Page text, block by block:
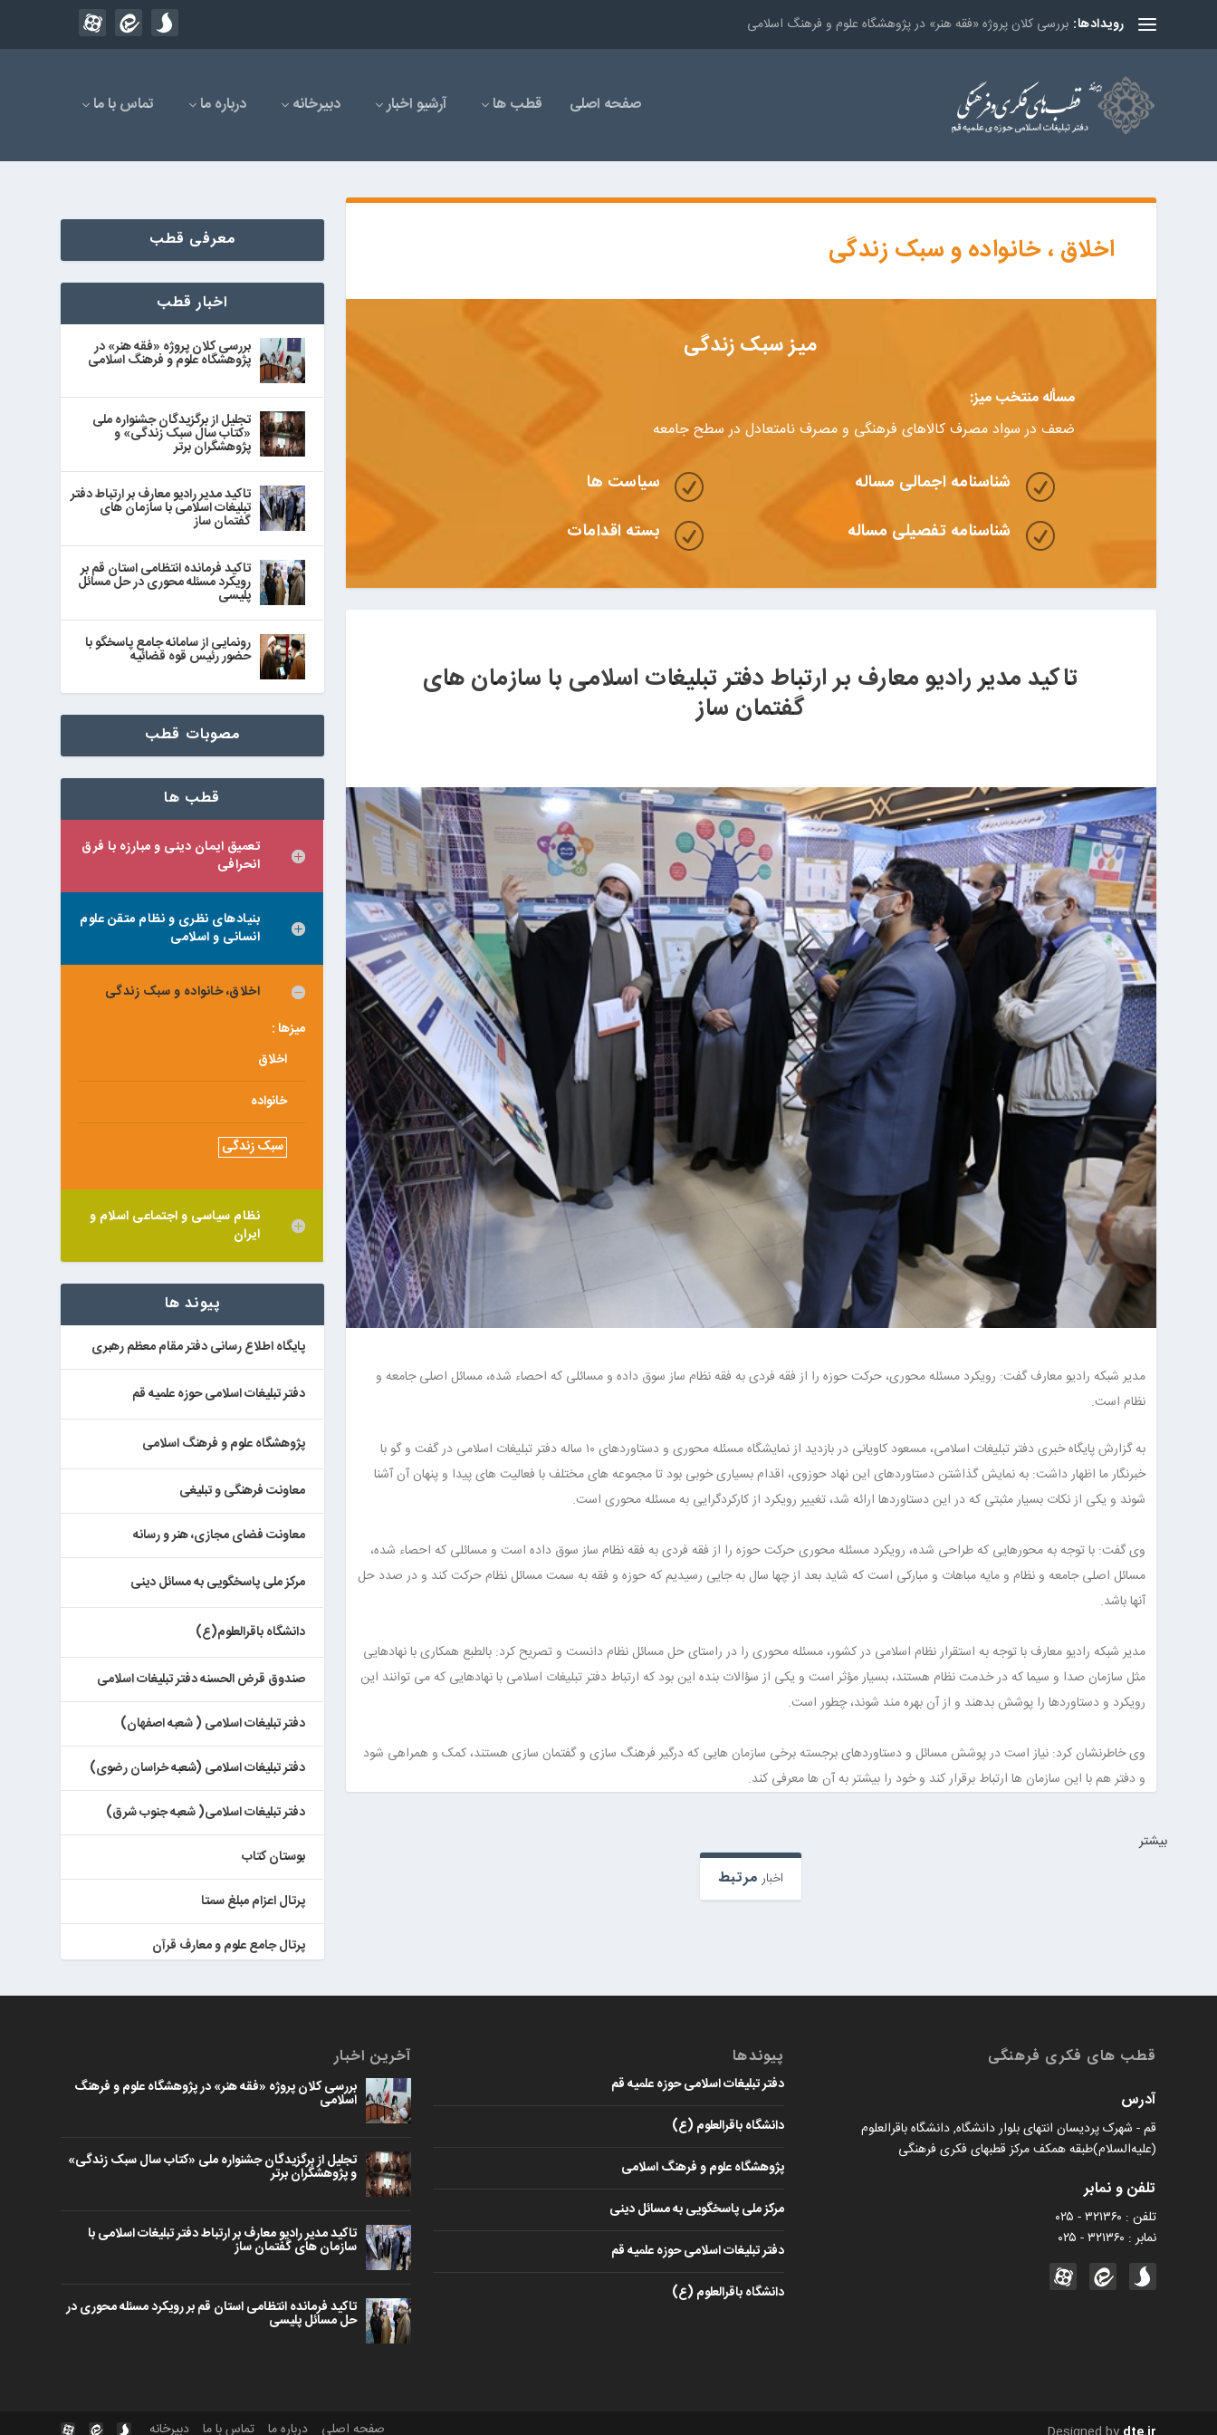
رویدادها: بررسی کلان پروژه «فقه هنر» در پژوهشگاه علوم و فرهنگ اسلامی
صفحه اصلی قطب ها آرشیو اخبار دبیرخانه درباره ما تماس با ما
اخلاق ، خانواده و سبک زندگی
میز سبک زندگی
مسأله منتخب میز:
ضعف در سواد مصرف کالاهای فرهنگی و مصرف نامتعادل در سطح جامعه
R شناسنامه اجمالی مساله
R شناسنامه تفصیلی مساله
R سیاست ها
R بسته اقدامات
تاکید مدیر رادیو معارف بر ارتباط دفتر تبلیغات اسلامی با سازمان های
گفتمان ساز
مدیر شبکه رادیو معارف گفت: رویکرد مسئله محوری، حرکت حوزه را از فقه فردی به فقه نظام ساز سوق داده و مسائلی که احصاء شده، مسائل اصلی جامعه و
نظام است.
به گزارش پایگاه خبری دفتر تبلیغات اسلامی، مسعود کاویانی در بازدید از نمایشگاه مسئله محوری و دستاوردهای ۱۰ ساله دفتر تبلیغات اسلامی در گفت و گو با
خبرنگار ما اظهار داشت: به نمایش گذاشتن دستاوردهای این نهاد حوزوی، اقدام بسیاری خوبی بود تا مجموعه های مختلف با فعالیت های پیدا و پنهان آن آشنا
شوند و یکی از نکات بسیار مثبتی که در این دستاوردها ارائه شد، تغییر رویکرد از کارکردگرایی به مسئله محوری است.
وی گفت: با توجه به محورهایی که طراحی شده، رویکرد مسئله محوری حرکت حوزه را از فقه فردی به فقه نظام ساز سوق داده است و مسائلی که احصاء شده،
مسائل اصلی جامعه و نظام و مایه مباهات و مبارکی است که شاید بعد از چها سال به جایی رسیدیم که حوزه و فقه به سمت مسائل نظام حرکت کند و در صدد حل
آنها باشد.
مدیر شبکه رادیو معارف با توجه به استقرار نظام اسلامی در کشور، مسئله محوری را در راستای حل مسائل نظام دانست و تصریح کرد: بالطبع همکاری با نهادهایی
مثل سازمان صدا و سیما که در خدمت نظام هستند، بسیار مؤثر است و یکی از سؤالات بنده این بود که ارتباط دفتر تبلیغات اسلامی با نهادهایی که می توانند این
رویکرد و دستاوردها را پوشش بدهند و از آن بهره مند شوند، چطور است.
وی خاطرنشان کرد: نیاز است در پوشش مسائل و دستاوردهای برجسته برخی سازمان هایی که درگیر فرهنگ سازی و گفتمان سازی هستند، کمک و همراهی شود
و دفتر هم با این سازمان ها ارتباط برقرار کند و خود را بیشتر به آن ها معرفی کند.
بيشتر
اخبار مرتبط
معرفی قطب
اخبار قطب
بررسی کلان پروژه «فقه هنر» در
پژوهشگاه علوم و فرهنگ اسلامی
تجلیل از برگزیدگان جشنواره ملی
«کتاب سال سبک زندگی» و
پژوهشگران برتر
تاکید مدیر رادیو معارف بر ارتباط دفتر
تبلیغات اسلامی با سازمان های
گفتمان ساز
تاکید فرمانده انتظامی استان قم بر
رویکرد مسئله محوری در حل مسائل
پلیسی
رونمایی از سامانه جامع پاسخگو با
حضور رئیس قوه قضائیه
مصوبات قطب
قطب ها
تعمیق ایمان دینی و مبارزه با فرق
انحرافی
بنیادهای نظری و نظام متقن علوم
انسانی و اسلامی
اخلاق، خانواده و سبک زندگی
میزها :
اخلاق
خانواده
سبک زندگی
نظام سیاسی و اجتماعی اسلام و
ایران
پیوند ها
پایگاه اطلاع رسانی دفتر مقام معظم رهبری
دفتر تبلیغات اسلامی حوزه علمیه قم
پژوهشگاه علوم و فرهنگ اسلامی
معاونت فرهنگی و تبلیغی
معاونت فضای مجازی، هنر و رسانه
مرکز ملی پاسخگویی به مسائل دینی
دانشگاه باقرالعلوم(ع)
صندوق قرض الحسنه دفتر تبلیغات اسلامی
دفتر تبلیغات اسلامی ( شعبه اصفهان)
دفتر تبلیغات اسلامی (شعبه خراسان رضوی)
دفتر تبلیغات اسلامی( شعبه جنوب شرق)
بوستان کتاب
پرتال اعزام مبلغ سمتا
پرتال جامع علوم و معارف قرآن
کتابخان همراه پژوهان
قطب های فکری فرهنگی
آدرس
قم - شهرک پردیسان انتهای بلوار دانشگاه, دانشگاه باقرالعلوم
(علیه‌السلام)طبقه همکف مرکز قطبهای فکری فرهنگی
تلفن و نمابر
تلفن : ۳۲۱۳۶۰ - ۰۲۵
نمابر : ۳۲۱۳۶۰ - ۰۲۵
پیوندها
دفتر تبلیغات اسلامی حوزه علمیه قم
دانشگاه باقرالعلوم (ع)
پژوهشگاه علوم و فرهنگ اسلامی
مرکز ملی پاسخگویی به مسائل دینی
دفتر تبلیغات اسلامی حوزه علمیه قم
دانشگاه باقرالعلوم (ع)
آخرین اخبار
بررسی کلان پروژه «فقه هنر» در پژوهشگاه علوم و فرهنگ
اسلامی
تجلیل از برگزیدگان جشنواره ملی «کتاب سال سبک زندگی»
و پژوهشگران برتر
تاکید مدیر رادیو معارف بر ارتباط دفتر تبلیغات اسلامی با
سازمان های گفتمان ساز
تاکید فرمانده انتظامی استان قم بر رویکرد مسئله محوری در
حل مسائل پلیسی
صفحه اصلی درباره ما تماس با ما دبیرخانه